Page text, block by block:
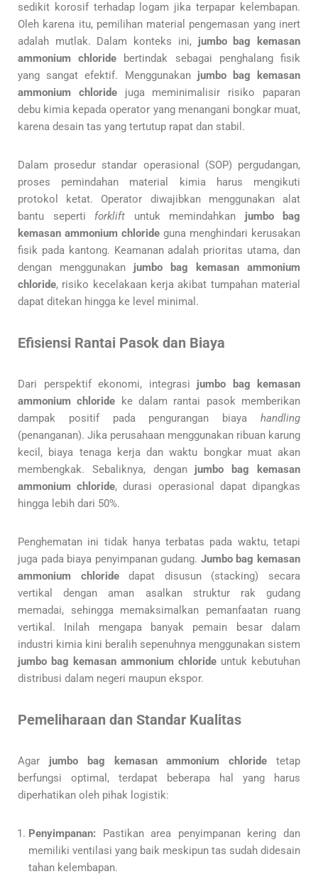
sedikit korosif terhadap logam jika terpapar kelembapan.
Oleh karena itu, pemilihan material pengemasan yang inert
adalah mutlak. Dalam konteks ini, jumbo bag kemasan
ammonium chloride bertindak sebagai penghalang fisik
yang sangat efektif. Menggunakan jumbo bag kemasan
ammonium chloridejuga meminimalisir risiko paparan
debu kimia kepada operator yang menangani bongkar muat,
karena desain tas yang tertutup rapat dan stabil.
Dalam prosedur standar operasional (SOP) pergudangan,
proses pemindahan material kimia harus mengikuti
protokol ketat. Operator diwajibkan menggunakan alat
bantu seperti forklift untuk memindahkan jumbo bag
kemasan ammonium chloride guna menghindari kerusakan
fisik pada kantong. Keamanan adalah prioritas utama, dan
dengan menggunakan jumbo bag kemasan ammonium
chloride, risiko kecelakaan kerja akibat tumpahan material
dapat ditekan hingga ke level minimal.
Efisiensi Rantai Pasok dan Biaya
Dari perspektif ekonomi, integrasi jumbo bag kemasan
ammonium chloride ke dalam rantai pasok memberikan
dampak positif pada pengurangan biaya handling
(penanganan). Jika perusahaan menggunakan ribuan karung
kecil, biaya tenaga kerja dan waktu bongkar muat akan
membengkak. Sebaliknya, dengan jumbo bag kemasan
ammonium chloride, durasi operasional dapat dipangkas
hingga lebih dari 50%.
Penghematan ini tidak hanya terbatas pada waktu, tetapi
juga pada biaya penyimpanan gudang. Jumbo bag kemasan
ammonium chloridedapat disusun (stacking) secara
vertikal dengan aman asalkan struktur rak gudang
memadai, sehingga memaksimalkan pemanfaatan ruang
vertikal. Inilah mengapa banyak pemain besar dalam
industri kimia kini beralih sepenuhnya menggunakan sistem
jumbo bag kemasan ammonium chloride untuk kebutuhan
distribusi dalam negeri maupun ekspor.
Pemeliharaan dan Standar Kualitas
Agar jumbo bag kemasan ammonium chloride tetap
berfungsi optimal, terdapat beberapa hal yang harus
diperhatikan oleh pihak logistik:
Penyimpanan: Pastikan area penyimpanan kering dan
memiliki ventilasi yang baik meskipun tas sudah didesain
tahan kelembapan.